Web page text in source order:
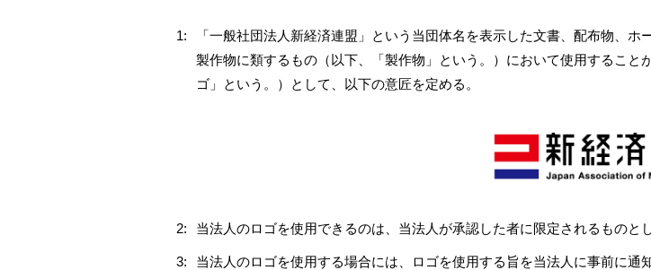
1:
「一般社団法人新経済連盟」という当団体名を表示した文書、配布物、
製作物に類するもの（以下、「製作物」という。）において使用するこ
ゴ」という。）として、以下の意匠を定める。
2: 当法人のロゴを使用できるのは、当法人が承認した者に限定されるものと
3:
当法人のロゴを使用する場合には、ロゴを使用する旨を当法人に事前に